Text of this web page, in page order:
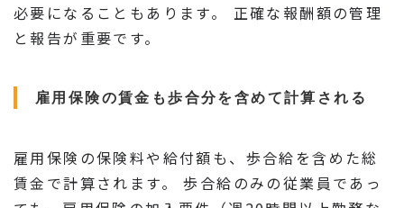
必要になることもあります。 正確な報酬額の管理
と報告が重要です。
雇用保険の賃金も歩合分を含めて計算される
雇用保険の保険料や給付額も、歩合給を含めた総
賃金で計算されます。 歩合給のみの従業員であっ